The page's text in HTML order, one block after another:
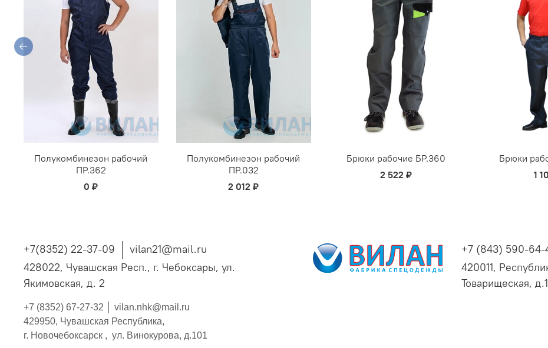
Полукомбинезон рабочий
ПР.362
0 ₽
Полукомбинезон рабочий
ПР.032
2 012 ₽
Брюки рабочие БР.360
2 522 ₽
Брюки
1
+7(8352) 22-37-09
vilan21@mail.ru
428022, Чувашская Респ., г. Чебоксары, ул.
Якимовская, д. 2
+7 (843) 590-64-
420011,
Товарищеская,
+7 (8352) 67-27-32 │ vilan.nhk@mail.ru
429950, Чувашская Республика,
г. Новочебоксарск , ул. Винокурова, д.101